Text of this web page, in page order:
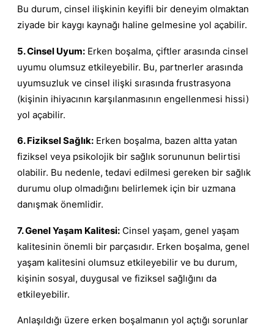
Bu durum, cinsel ilişkinin keyifli bir deneyim olmaktan
ziyade bir kaygı kaynağı haline gelmesine yol açabilir.
5. Cinsel Uyum: Erken boşalma, çiftler arasında cinsel
uyumu olumsuz etkileyebilir. Bu, partnerler arasında
uyumsuzluk ve cinsel ilişki sırasında frustrasyona
(kişinin ihiyacının karşılanmasının engellenmesi hissi)
yol açabilir.
6. Fiziksel Sağlık: Erken boşalma, bazen altta yatan
fiziksel veya psikolojik bir sağlık sorununun belirtisi
olabilir. Bu nedenle, tedavi edilmesi gereken bir sağlık
durumu olup olmadığını belirlemek için bir uzmana
danışmak önemlidir.
7. Genel Yaşam Kalitesi: Cinsel yaşam, genel yaşam
kalitesinin önemli bir parçasıdır. Erken boşalma, genel
yaşam kalitesini olumsuz etkileyebilir ve bu durum,
kişinin sosyal, duygusal ve fiziksel sağlığını da
etkileyebilir.
Anlaşıldığı üzere erken boşalmanın yol açtığı sorunlar